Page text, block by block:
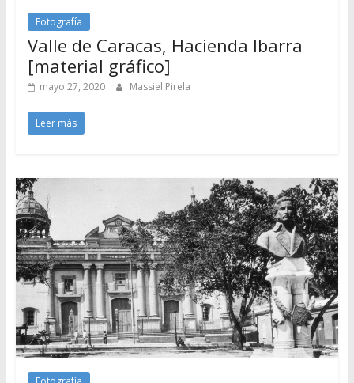
Fotografía
Valle de Caracas, Hacienda Ibarra
[material gráfico]
mayo 27, 2020 Massiel Pirela
Leer más